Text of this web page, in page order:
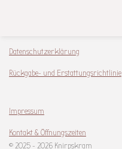
Datenschutzerklärung
Rückgabe- und Erstattungsrichtlinie
Impressum
Kontakt & Öffnungszeiten
© 2025 - 2026 Knirpskram